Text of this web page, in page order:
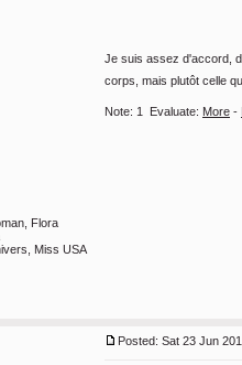
Flora
Miss USA
Je suis assez d'accord,
corps, mais plutôt celle
Note: 1 Evaluate: More -
Posted: Sat 23 Jun